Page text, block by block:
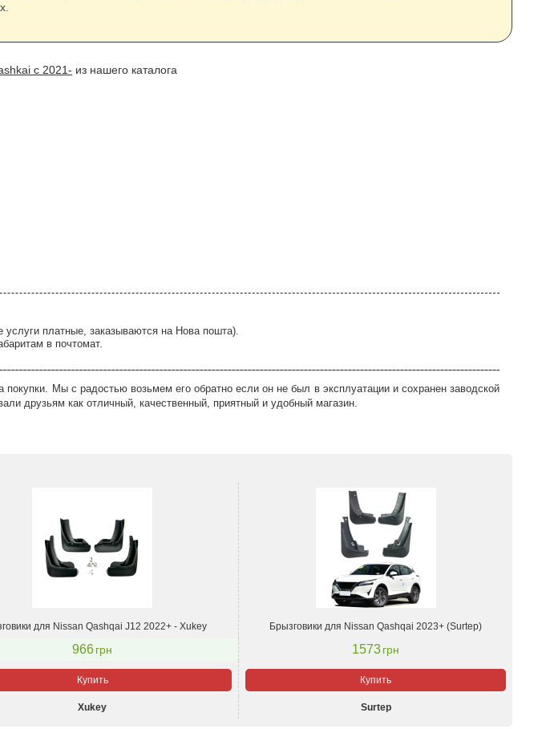
с 2021- из нашего каталога
платные, заказываются на Нова пошта).
в почтомат.
Мы с радостью возьмем его обратно если он не был в эксплуатации и сохранен заводской
друзьям как отличный, качественный, приятный и удобный магазин.
для Nissan Qashqai J12 2022+ - Xukey Брызговики для Nissan Qashqai 2023+ (Surtep)
966грн 1573грн
Купить Купить
Xukey Surtep